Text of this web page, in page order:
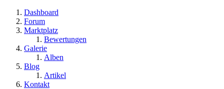
Dashboard
Forum
Marktplatz
Bewertungen
Galerie
Alben
Blog
Artikel
Kontakt